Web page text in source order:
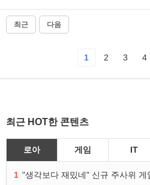
최근 다음
1 2 3 4
최근 HOT한 콘텐츠
로아 게임 IT
1 "생각보다 재밌네" 신규 주사위 게